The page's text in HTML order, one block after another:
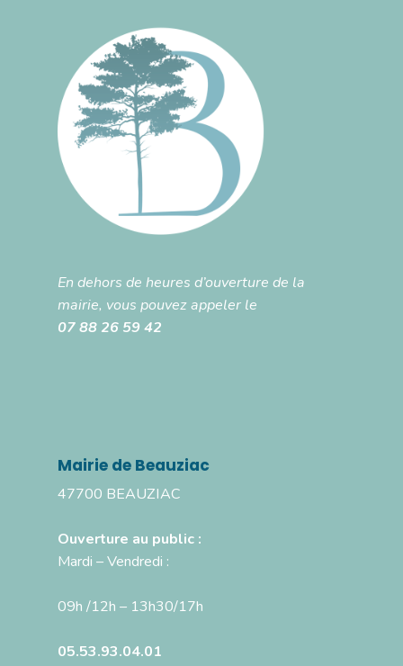
En dehors de heures d’ouverture de la
mairie, vous pouvez appeler le
07 88 26 59 42
Mairie de Beauziac
47700 BEAUZIAC
Ouverture au public :
Mardi – Vendredi :
09h /12h – 13h30/17h
05.53.93.04.01